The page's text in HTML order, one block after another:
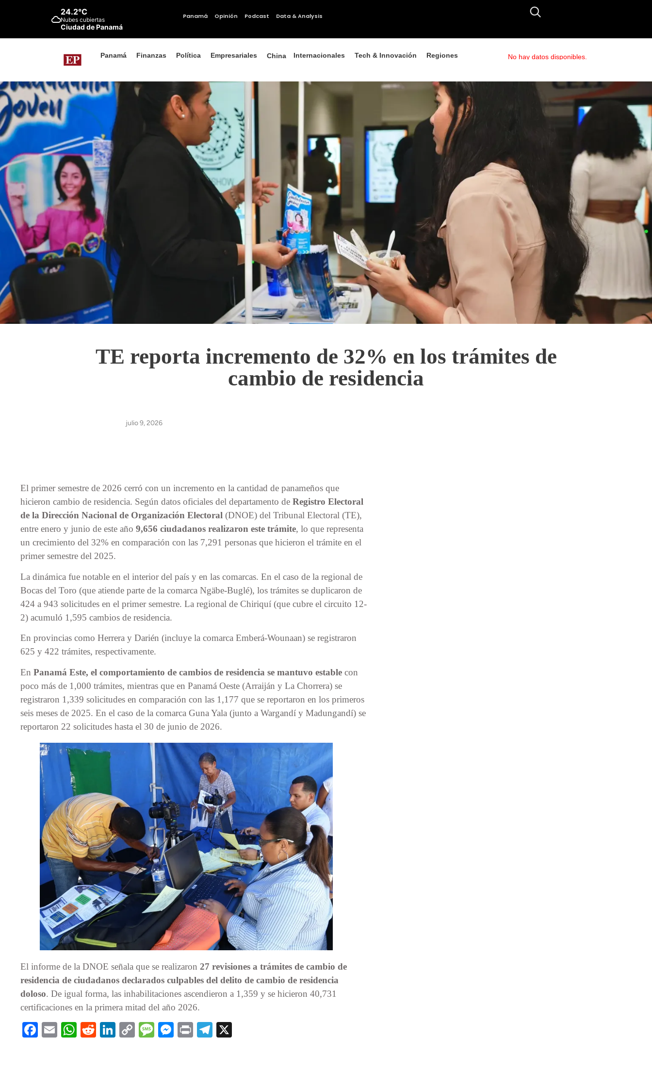
24.2°C
Nubes cubiertas
Ciudad de Panamá
Panamá Opinión Podcast Data & Analysis
Panamá Finanzas Política Empresariales China Internacionales Tech & Innovación Regiones No hay datos disponibles.
TE reporta incremento de 32% en los trámites de
cambio de residencia
julio 9, 2026
El primer semestre de 2026 cerró con un incremento en la cantidad de panameños que
hicieron cambio de residencia. Según datos oficiales del departamento de Registro Electoral
de la Dirección Nacional de Organización Electoral (DNOE) del Tribunal Electoral (TE),
entre enero y junio de este año 9,656 ciudadanos realizaron este trámite, lo que representa
un crecimiento del 32% en comparación con las 7,291 personas que hicieron el trámite en el
primer semestre del 2025.
La dinámica fue notable en el interior del país y en las comarcas. En el caso de la regional de
Bocas del Toro (que atiende parte de la comarca Ngäbe-Buglé), los trámites se duplicaron de
424 a 943 solicitudes en el primer semestre. La regional de Chiriquí (que cubre el circuito 12-
2) acumuló 1,595 cambios de residencia.
En provincias como Herrera y Darién (incluye la comarca Emberá-Wounaan) se registraron
625 y 422 trámites, respectivamente.
En Panamá Este, el comportamiento de cambios de residencia se mantuvo estable con
poco más de 1,000 trámites, mientras que en Panamá Oeste (Arraiján y La Chorrera) se
registraron 1,339 solicitudes en comparación con las 1,177 que se reportaron en los primeros
seis meses de 2025. En el caso de la comarca Guna Yala (junto a Wargandí y Madungandí) se
reportaron 22 solicitudes hasta el 30 de junio de 2026.
El informe de la DNOE señala que se realizaron 27 revisiones a trámites de cambio de
residencia de ciudadanos declarados culpables del delito de cambio de residencia
doloso. De igual forma, las inhabilitaciones ascendieron a 1,359 y se hicieron 40,731
certificaciones en la primera mitad del año 2026.
Facebook
EmailWhatsApp
RedditLinkedIn
CopyMessage
Messenger
PrintTelegram